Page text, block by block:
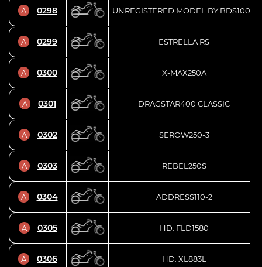
A 0298 UNREGISTERED MODEL BY BDS1000
A 0299 ESTRELLA RS
A 0300 X-MAX250A
A 0301 DRAGSTAR400 CLASSIC
A 0302 SEROW250-3
A 0303 REBEL250S
A 0304 ADDRESS110-2
A 0305 HD. FLD1580
A 0306 HD. XL883L